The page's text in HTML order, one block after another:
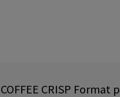
COFFEE CRISP Format